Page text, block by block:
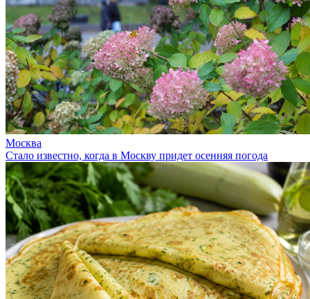
Москва
Стало известно, когда в Москву придет осенняя погода